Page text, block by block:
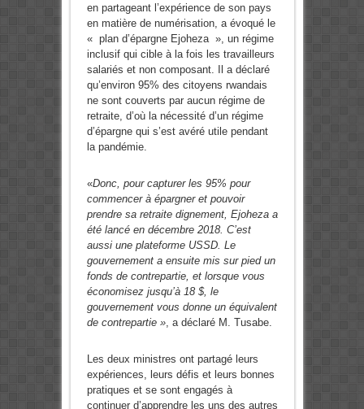
en partageant l’expérience de son pays
en matière de numérisation, a évoqué le
« plan d’épargne Ejoheza », un régime
inclusif qui cible à la fois les travailleurs
salariés et non composant. Il a déclaré
qu’environ 95% des citoyens rwandais
ne sont couverts par aucun régime de
retraite, d’où la nécessité d’un régime
d’épargne qui s’est avéré utile pendant
la pandémie.
«Donc, pour capturer les 95% pour
commencer à épargner et pouvoir
prendre sa retraite dignement, Ejoheza a
été lancé en décembre 2018. C’est
aussi une plateforme USSD. Le
gouvernement a ensuite mis sur pied un
fonds de contrepartie, et lorsque vous
économisez jusqu’à 18 $, le
gouvernement vous donne un équivalent
de contrepartie », a déclaré M. Tusabe.
Les deux ministres ont partagé leurs
expériences, leurs défis et leurs bonnes
pratiques et se sont engagés à
continuer d’apprendre les uns des autres